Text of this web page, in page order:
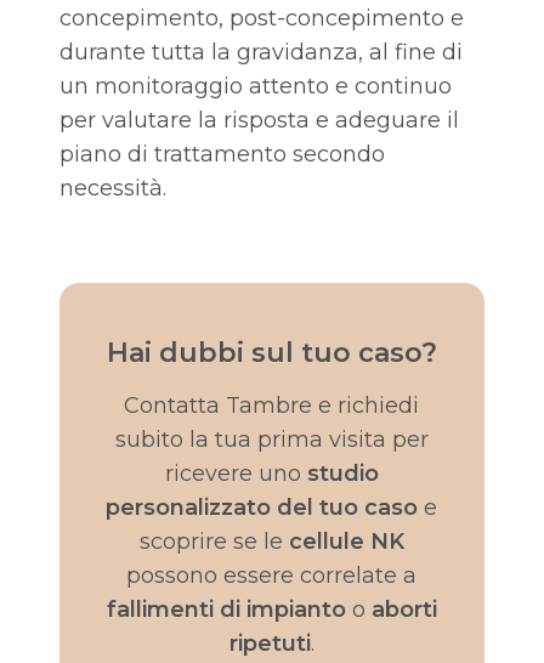
concepimento, post-concepimento e
durante tutta la gravidanza, al fine di
un monitoraggio attento e continuo
per valutare la risposta e adeguare il
piano di trattamento secondo
necessità.
Hai dubbi sul tuo caso?
Contatta Tambre e richiedi
subito la tua prima visita per
ricevere uno studio
personalizzato del tuo caso e
scoprire se le cellule NK
possono essere correlate a
fallimenti di impiantoo aborti
ripetuti.